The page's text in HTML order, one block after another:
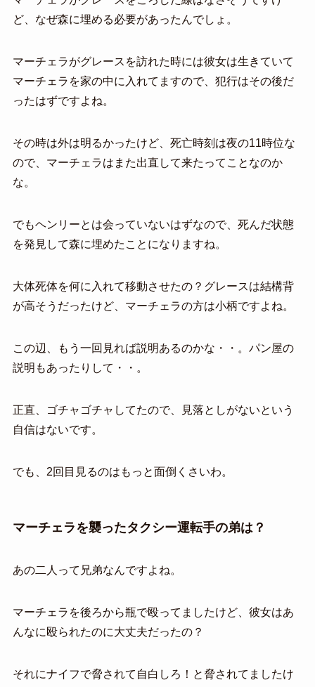
ど、なぜ森に埋める必要があったんでしょ。
マーチェラがグレースを訪れた時には彼女は生きていて
マーチェラを家の中に入れてますので、犯行はその後だ
ったはずですよね。
その時は外は明るかったけど、死亡時刻は夜の11時位な
ので、マーチェラはまた出直して来たってことなのか
な。
でもヘンリーとは会っていないはずなので、死んだ状態
を発見して森に埋めたことになりますね。
大体死体を何に入れて移動させたの？グレースは結構背
が高そうだったけど、マーチェラの方は小柄ですよね。
この辺、もう一回見れば説明あるのかな・・。パン屋の
説明もあったりして・・。
正直、ゴチャゴチャしてたので、見落としがないという
自信はないです。
でも、2回目見るのはもっと面倒くさいわ。
マーチェラを襲ったタクシー運転手の弟は？
あの二人って兄弟なんですよね。
マーチェラを後ろから瓶で殴ってましたけど、彼女はあ
んなに殴られたのに大丈夫だったの？
それにナイフで脅されて自白しろ！と脅されてましたけ